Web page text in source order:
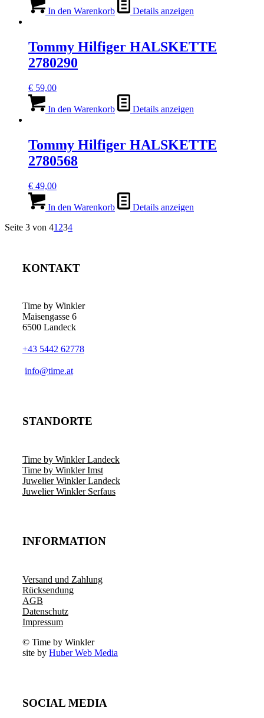
In den Warenkorb Details anzeigen
Tommy Hilfiger HALSKETTE
2780290
€ 59,00
In den Warenkorb Details anzeigen
Tommy Hilfiger HALSKETTE
2780568
€ 49,00
In den Warenkorb
Details anzeigen
Seite 3 von 41 234
KONTAKT
Time by Winkler
Maisengasse 6
6500 Landeck
+43 5442 62778
­info@time.at
STANDORTE
Time by Winkler Landeck
Time by Winkler Imst
Juwelier Winkler Landeck
Juwelier Winkler Serfaus
INFORMATION
Versand und Zahlung
Rücksendung
AGB
Datenschutz
Impressum
© Time by Winkler
site by Huber Web Media
SOCIAL MEDIA